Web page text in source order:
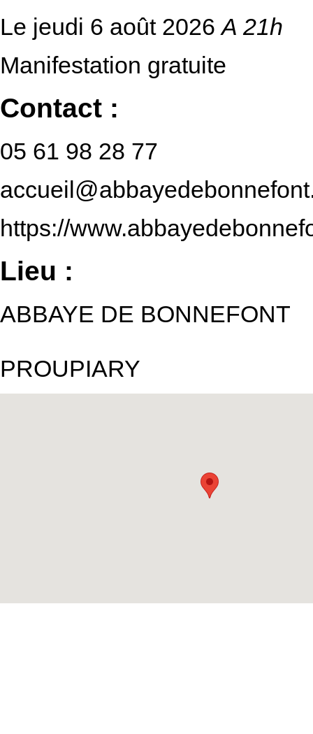
Le jeudi 6 août 2026A 21h
Manifestation gratuite
Contact :
05 61 98 28 77
https://
Lieu :
ABBAYE DE BONNEFONT
PROUPIARY